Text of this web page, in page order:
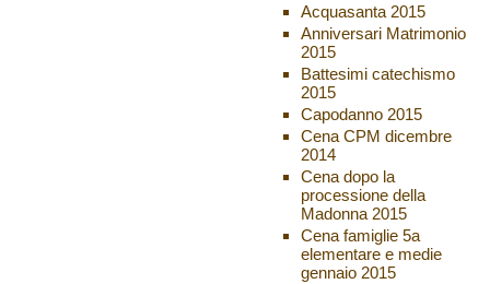
Acquasanta 2015
Anniversari Matrimonio
2015
Battesimi catechismo
2015
Capodanno 2015
Cena CPM dicembre
2014
Cena dopo la
processione della
Madonna 2015
Cena famiglie 5a
elementare e medie
gennaio 2015